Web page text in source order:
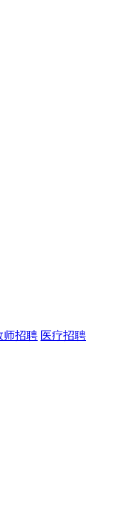
师招聘 医疗招聘